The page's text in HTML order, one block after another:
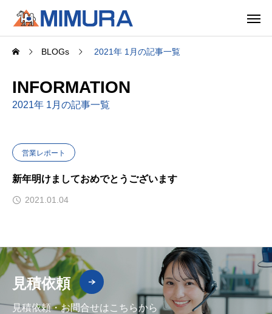
BLOGs 2021年 1月の記事一覧
INFORMATION
2021年 1月の記事一覧
営業レポート
新年明けましておめでとうございます
2021.01.04
見積依頼
見積依頼・お問合せはこちらから